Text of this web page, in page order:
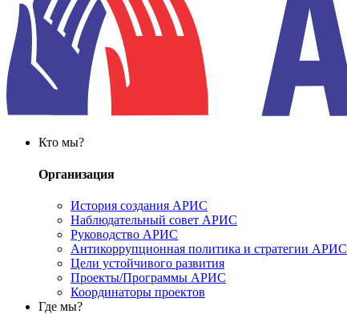
Кто мы?
Организация
История создания АРИС
Наблюдательный совет АРИС
Руководство АРИС
Антикоррупционная политика и стратегии АРИС
Цели устойчивого развития
Проекты/Программы АРИС
Координаторы проектов
Где мы?